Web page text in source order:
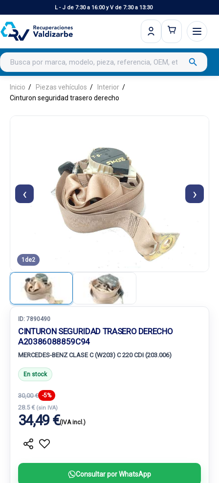
L - J de 7:30 a 16:00 y V de 7:30 a 13:30
Buscar productos search
Inicio Piezas vehículos
Interior
Cinturon seguridad trasero derecho
‹ ›
1 de2
ID: 7890490
CINTURON SEGURIDAD TRASERO DERECHO
A20386088859C94
MERCEDES-BENZ CLASE C (W203) C 220 CDI (203.006)
En stock
30,00 € -5%
28.5 € (sin IVA)
34,49 €(IVA incl.)
Consultar por WhatsApp